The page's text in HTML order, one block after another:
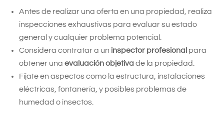
Antes de realizar una oferta en una propiedad, realiza
inspecciones exhaustivas para evaluar su estado
general y cualquier problema potencial.
Considera contratar a un inspector profesional para
obtener unaevaluación objetiva de la propiedad.
Fíjate en aspectos como la estructura, instalaciones
eléctricas, fontanería, y posibles problemas de
humedad o insectos.